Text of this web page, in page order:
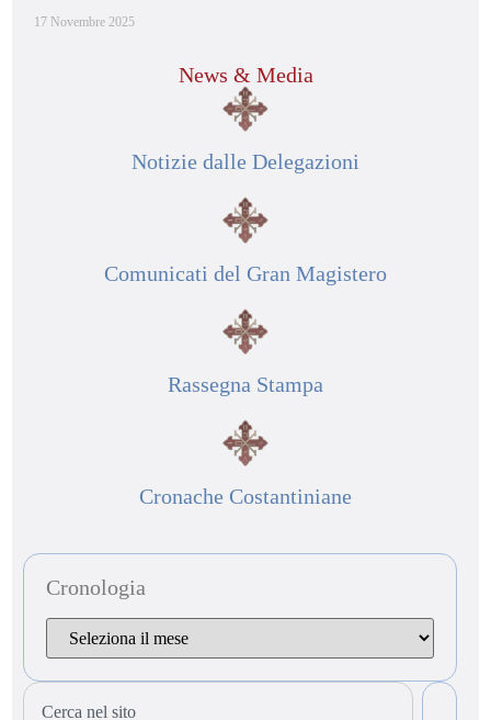
17 Novembre 2025
News & Media
Notizie dalle Delegazioni
Comunicati del Gran Magistero
Rassegna Stampa
Cronache Costantiniane
Cronologia